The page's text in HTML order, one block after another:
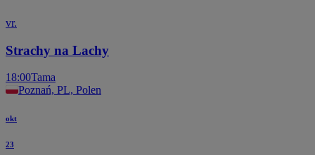
vr.
Strachy na Lachy
18:00Tama
Poznań, PL, Polen
okt
23